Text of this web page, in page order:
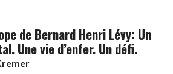
de Bernard Henri Lévy: Un
Une vie d’enfer. Un défi.